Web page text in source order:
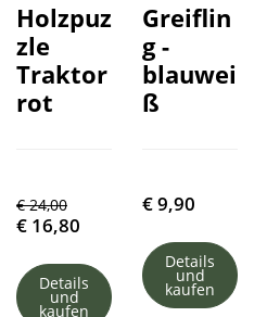
Holzpuz
zle
Traktor
rot
€ 24,00
€ 16,80
Details
und
kaufen
Greiflin
g -
blauwei
ß
€9,90
Details
und
kaufen